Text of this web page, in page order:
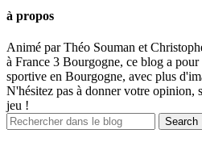
à propos
Animé par Théo Souman et
à France 3 Bourgogne, ce blog a
sportive en Bourgogne, avec plus
N'hésitez pas à donner votre opinion,
jeu !